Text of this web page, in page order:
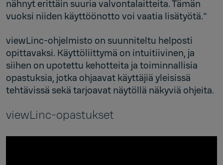
nähnyt erittäin suuria valvontalaitteita. Tämän
vuoksi niiden käyttöönotto voi vaatia lisätyötä."
viewLinc-ohjelmisto on suunniteltu helposti
opittavaksi. Käyttöliittymä on intuitiivinen, ja
siihen on upotettu kehotteita ja toiminnallisia
opastuksia, jotka ohjaavat käyttäjiä yleisissä
tehtävissä sekä tarjoavat näytöllä näkyviä ohjeita.
viewLinc-opastukset